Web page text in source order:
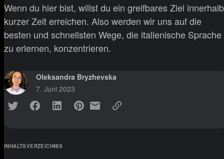
Wenn du hier bist, willst du ein greifbares Ziel innerhalb
kurzer Zeit erreichen. Also werden wir uns auf die
besten und schnellsten Wege, die italienische Sprache
zu erlernen, konzentrieren.
Oleksandra Bryzhevska
7. Juni 2023
INHALTSVERZEICHNIS